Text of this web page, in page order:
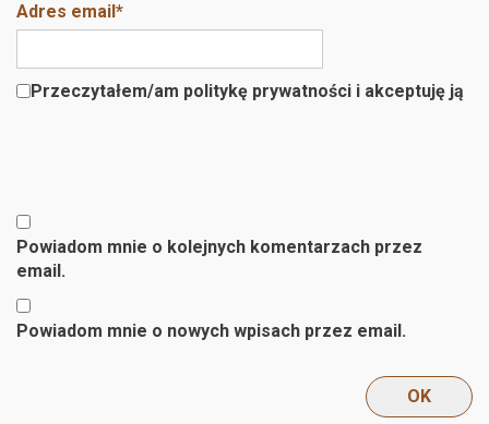
Adres email*
Przeczytałem/am politykę prywatności i akceptuję ją
Powiadom mnie o kolejnych komentarzach przez
email.
Powiadom mnie o nowych wpisach przez email.